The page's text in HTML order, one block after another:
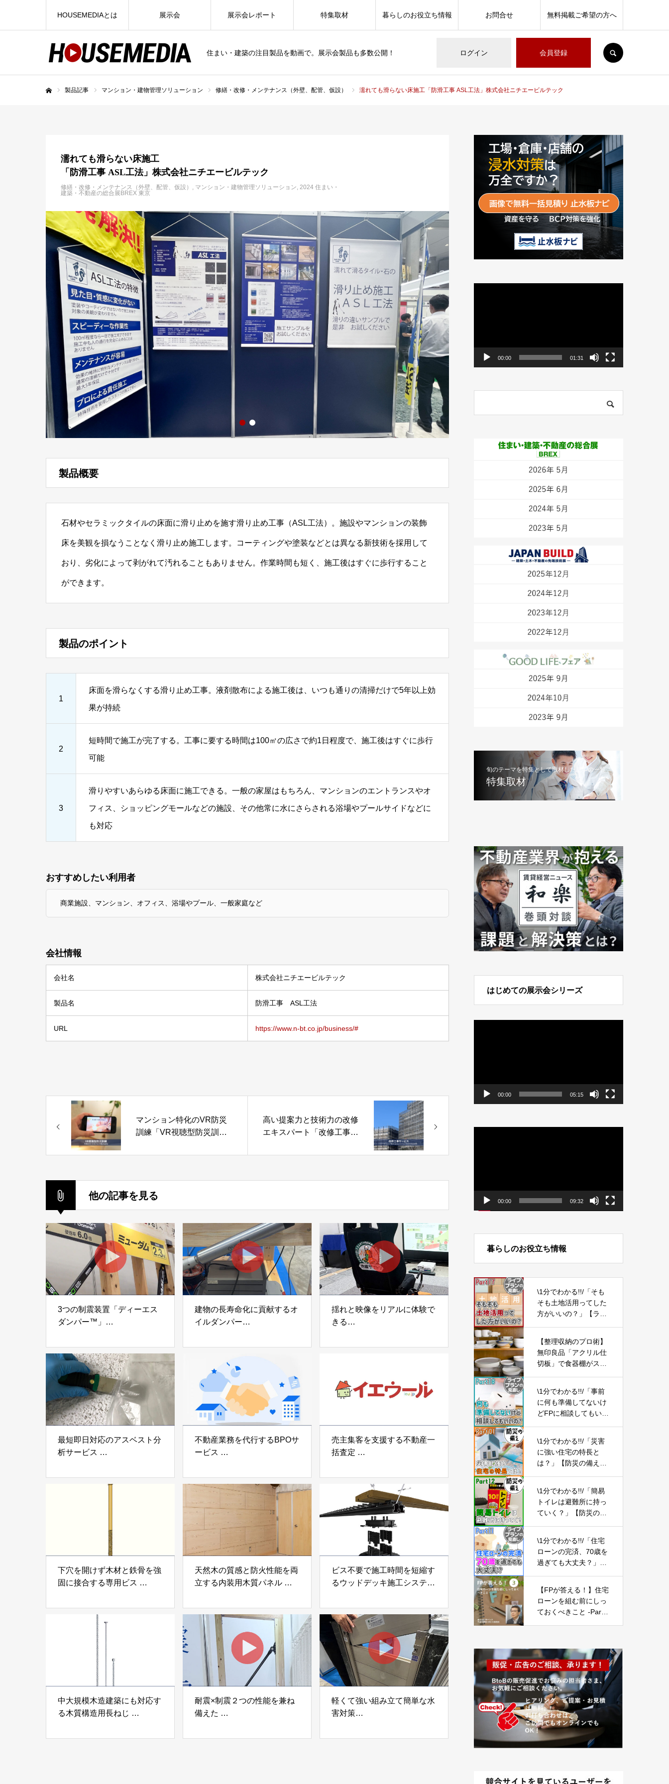
住まい・建築の注目製品を動画で。展示会製品も多数公開！ ログイン 会員登録
HOUSEMEDIAとは 展示会 展示会レポート 特集取材 暮らしのお役立ち情報 お問合せ 無料掲載ご希望の方へ
製品記事 マンション・建物管理ソリューション 修繕・改修・メンテナンス（外壁、配管、仮設） 濡れても滑らない床施工「防滑工事 ASL工法」株式会社ニチエービルテック
濡れても滑らない床施工
「防滑工事 ASL工法」株式会社ニチエービルテック
修繕・改修・メンテナンス（外壁、配管、仮設） マンション・建物管理ソリューション 2024 住まい・
建築・不動産の総合展BREX 東京
製品概要
石材やセラミックタイルの床面に滑り止めを施す滑り止め工事（ASL工法）。施設やマンションの装飾
床を美観を損なうことなく滑り止め施工します。コーティングや塗装などとは異なる新技術を採用して
おり、劣化によって剥がれて汚れることもありません。作業時間も短く、施工後はすぐに歩行すること
ができます。
製品のポイント
1
床面を滑らなくする滑り止め工事。液剤散布による施工後は、いつも通りの清掃だけで5年以上効
果が持続
2
短時間で施工が完了する。工事に要する時間は100㎡の広さで約1日程度で、施工後はすぐに歩行
可能
3
滑りやすいあらゆる床面に施工できる。一般の家屋はもちろん、マンションのエントランスやオ
フィス、ショッピングモールなどの施設、その他常に水にさらされる浴場やプールサイドなどに
も対応
おすすめしたい利用者
商業施設、マンション、オフィス、浴場やプール、一般家庭など
会社情報
会社名 株式会社ニチエービルテック
製品名 防滑工事 ASL工法
URL https://www.n-bt.co.jp/business/#
マンション特化のVR防災
訓練「VR視聴型防災訓
式会社
高い提案力と技術力の改修
エキスパート「改修工事サ
会社（マンション維持管理
他の記事を見る
3つの制震装置「ディーエス
ダンパー™」
プ®」
アイディールブレーン株式会
社
建物の長寿命化に貢献するオ
イルダンパー
「evoltz」
揺れと映像をリアルに体験で
きる
「地震ザブトン」
最短即日対応のアスベスト分
析サービス
株式会社べスター
不動産業務を代行するBPOサ
ービス
らぶGROUP
売主集客を支援する不動産一
括査定
Speee
下穴を開けず木材と鉄骨を強
固に接合する専用ビス
株式会社
天然木の質感と防火性能を両
立する内装用木質パネル
モクパネル）」 合同会社サ
ンパテック
ビス不要で施工時間を短縮す
るウッドデッキ施工システム
JAPAN
中大規模木造建築にも対応す
る木質構造用長ねじ
ス」 株式会社カナイ
耐震×制震２つの性能を兼ね
備えた
工業株式会社
軽くて強い組み立て簡単な水
害対策
ー」
00:00 01:31
旬のテーマを特集として取材した記事の一覧
特集取材
はじめての展示会シリーズ
00:00 05:15
動
00:00 09:32
暮らしのお役立ち情報
\1分でわかる!!/「そも
そも土地活用ってした
方がいいの？」【ライ
【整理収納のプロ術】
無印良品「アクリル仕
切板」で食器棚がスッ
\1分でわかる!!/「事前
に何も準備してないけ
どFPに相談してもいい
\1分でわかる!!/「災害
に強い住宅の特長と
は？」【防災の備え
\1分でわかる!!/「簡易
トイレは避難所に持っ
ていく？」【防災の備
\1分でわかる!!/「住宅
ローンの完済、70歳を
過ぎても大丈夫？」
【FPが答える！】住宅
ローンを組む前にしっ
ておくべきこと -Part0